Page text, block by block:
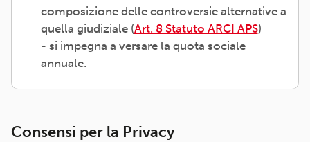
composizione delle controversie alternative a
quella giudiziale (Art. 8 Statuto ARCI APS)
- si impegna a versare la quota sociale
annuale.
Consensi per la Privacy